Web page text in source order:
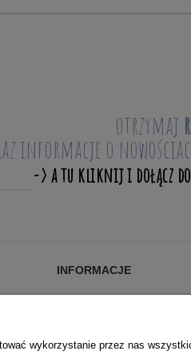
otrzymaj
informacje o
INFORMACJE
O NAS
wykorzystanie przez nas